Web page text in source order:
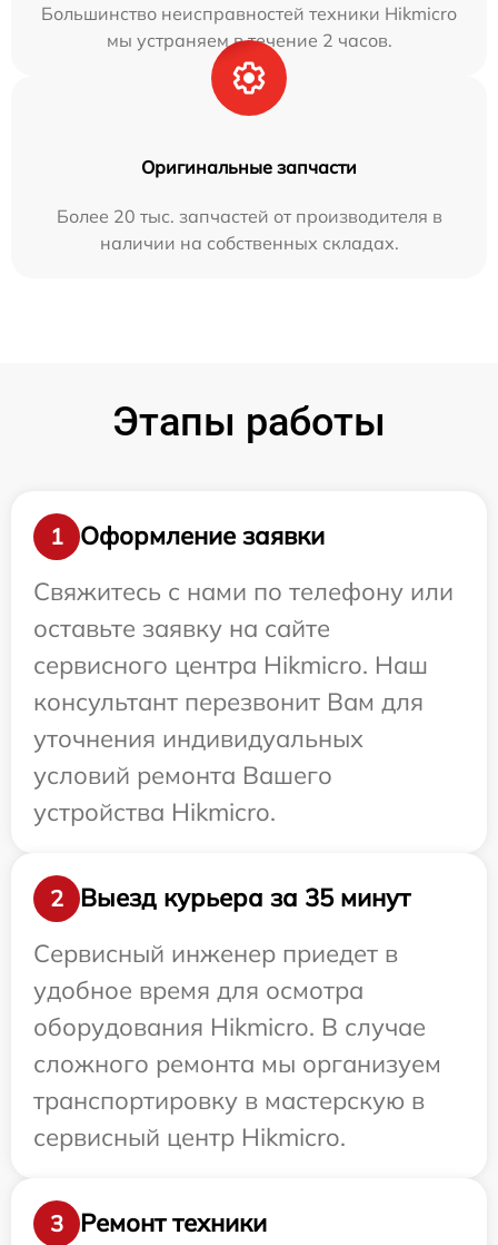
Большинство неисправностей техники Hikmicro
мы устраняем в течение 2 часов.
Оригинальные запчасти
Более 20 тыс. запчастей от производителя в
наличии на собственных складах.
Этапы работы
1
Оформление заявки
Свяжитесь с нами по телефону или
оставьте заявку на сайте
сервисного центра Hikmicro. Наш
консультант перезвонит Вам для
уточнения индивидуальных
условий ремонта Вашего
устройства Hikmicro.
2
Выезд курьера за 35 минут
Сервисный инженер приедет в
удобное время для осмотра
оборудования Hikmicro. В случае
сложного ремонта мы организуем
транспортировку в мастерскую в
сервисный центр Hikmicro.
3 Ремонт техники